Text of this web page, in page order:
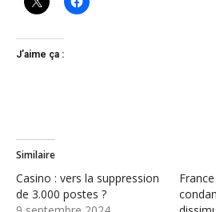
J’aime ça :
Similaire
Casino : vers la suppression
de 3.000 postes ?